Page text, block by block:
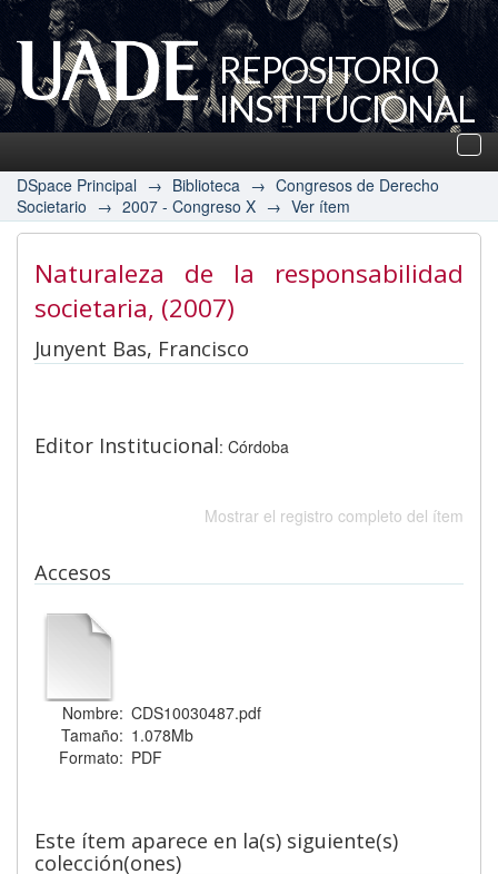
REPOSITORIO
INSTITUCIONAL
UADE
DSpace Principal → Biblioteca → Congresos de Derecho
Societario → 2007 - Congreso X → Ver ítem
Naturaleza de la responsabilidad
societaria, (2007)
Junyent Bas, Francisco
Editor Institucional: Córdoba
Mostrar el registro completo del ítem
Accesos
Nombre: CDS10030487.pdf
Tamaño: 1.078Mb
Formato: PDF
Este ítem aparece en la(s) siguiente(s)
colección(ones)